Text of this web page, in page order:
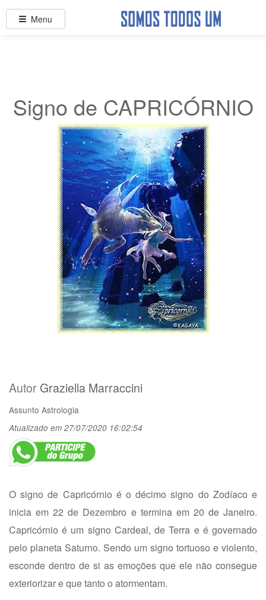
Signo de CAPRICÓRNIO
Autor Graziella Marraccini
Assunto Astrologia
Atualizado em 27/07/2020 16:02:54
O signo de Capricórnio é o décimo signo do Zodíaco e
inicia em 22 de Dezembro e termina em 20 de Janeiro.
Capricórnio é um signo Cardeal, de Terra e é governado
pelo planeta Saturno. Sendo um signo tortuoso e violento,
esconde dentro de si as emoções que ele não consegue
exteriorizar e que tanto o atormentam.
Menu